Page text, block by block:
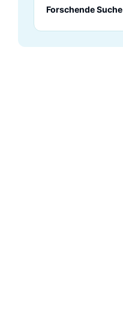
Forschende Suche